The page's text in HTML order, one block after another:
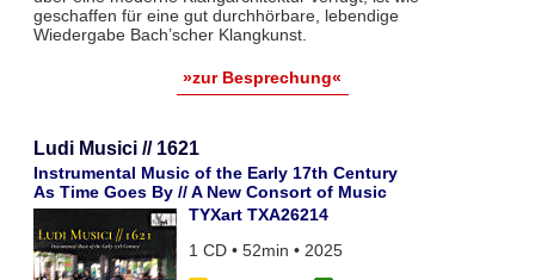
geschaffen für eine gut durchhörbare, lebendige
Wiedergabe Bach’scher Klangkunst.
»zur Besprechung«
Ludi Musici // 1621
Instrumental Music of the Early 17th Century
As Time Goes By // A New Consort of Music
TYXart TXA26214
1 CD • 52min • 2025